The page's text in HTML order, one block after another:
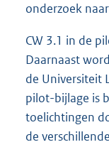
onderzoek
CW 3.1 in de
Daarnaast
de Universiteit
pilot-bijlage is
toelichtingen
de